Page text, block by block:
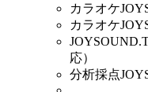
カラオケ
カラオケ
応）
分析採点